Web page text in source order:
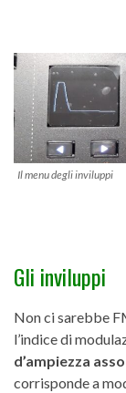
Il menu degli inviluppi
Gli inviluppi
Non ci sarebbe
l’indice di
d’ampiezza
corrisponde a